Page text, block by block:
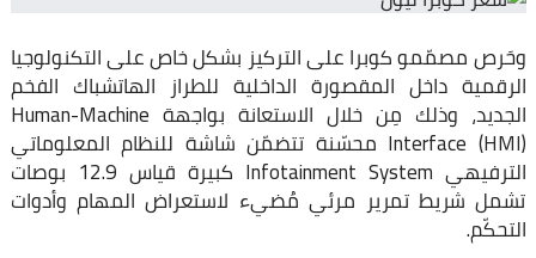
وحَرص مصمّمو كوبرا على التركيز بشكل خاص على التكنولوجيا
الرقمية داخل المقصورة الداخلية للطراز الهاتشباك الفخم
الجديد، وذلك مِن خلال الاستعانة بواجهة Human-Machine
Interface (HMI) محسّنة تتضمّن شاشة للنظام المعلوماتي
الترفيهي Infotainment System كبيرة قياس 12.9 بوصات
تشمل شريط تمرير مرئي مُضيء لاستعراض المهام وأدوات
التحكّم.